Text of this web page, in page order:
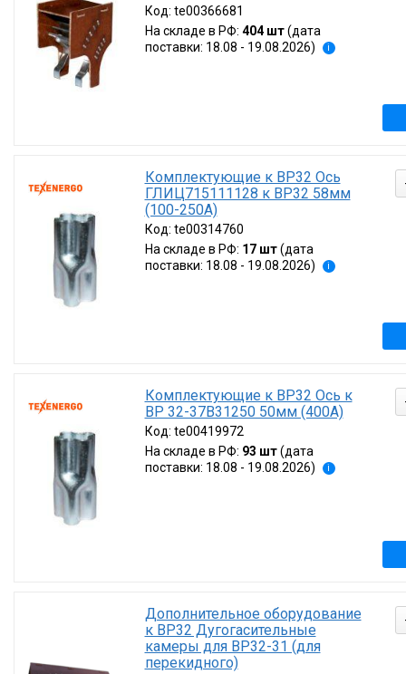
Код: te00366681
На складе в РФ: 404 шт (дата
поставки: 18.08 - 19.08.2026)
i
Комплектующие к ВР32 Ось
ГЛИЦ715111128 к ВР32 58мм
(100-250А)
Код: te00314760
На складе в РФ: 17 шт (дата
поставки: 18.08 - 19.08.2026)
i
Комплектующие к ВР32 Ось к
ВР 32-37В31250 50мм (400А)
Код: te00419972
На складе в РФ: 93 шт (дата
поставки: 18.08 - 19.08.2026)
i
Дополнительное оборудование
к ВР32 Дугогасительные
камеры для ВР32-31 (для
перекидного)